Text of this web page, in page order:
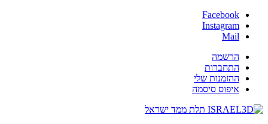
Facebook
Instagram
Mail
הרשמה
התחברות
ההזמנות שלי
איפוס סיסמה